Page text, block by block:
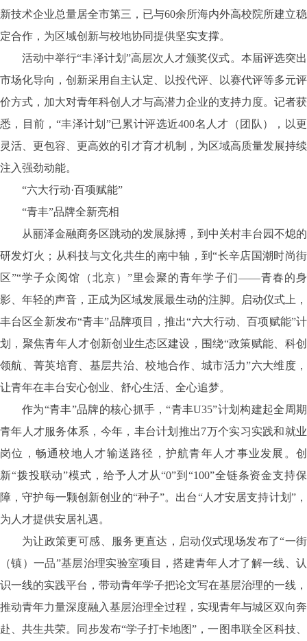
新技术企业总量居全市第三，已与60余所海内外高校院所建立稳
定合作，为区域创新与校地协同提供坚实支撑。
活动中举行“丰泽计划”高层次人才颁奖仪式。本届评选突出
市场化导向，创新采用自主认定、以投代评、以赛代评等多元评
价方式，加大对青年科创人才与高潜力企业的支持力度。记者获
悉，目前，“丰泽计划”已累计评选近400名人才（团队），以更
灵活、更包容、更高效的引才育才机制，为区域高质量发展持续
注入强劲动能。
“六大行动·百项赋能”
“青丰”品牌全新亮相
从丽泽金融商务区跳动的发展脉搏，到中关村丰台园不熄的
研发灯火；从科技与文化共生的南中轴，到“长辛店国潮时尚街
区”“学子众阅馆（北京）”里会聚的青年学子们——青春的身
影、年轻的声音，正成为区域发展最生动的注脚。启动仪式上，
丰台区全新发布“青丰”品牌项目，推出“六大行动、百项赋能”计
划，聚焦青年人才创新创业生态区建设，围绕“政策赋能、科创
领航、菁英培育、基层共治、校地合作、城市活力”六大维度，
让青年在丰台安心创业、舒心生活、全心追梦。
作为“青丰”品牌的核心抓手，“青丰U35”计划构建起全周期
青年人才服务体系，今年，丰台计划推出7万个实习实践和就业
岗位，畅通校地人才输送路径，护航青年人才事业发展。创
新“拨投联动”模式，给予人才从“0”到“100”全链条资金支持保
障，守护每一颗创新创业的“种子”。出台“人才安居支持计划”，
为人才提供安居礼遇。
为让政策更可感、服务更直达，启动仪式现场发布了“一街
（镇）一品”基层治理实验室项目，搭建青年人才了解一线、认
识一线的实践平台，带动青年学子把论文写在基层治理的一线，
推动青年力量深度融入基层治理全过程，实现青年与城区双向奔
赴、共生共荣。同步发布“学子打卡地图”，一图串联全区科技、